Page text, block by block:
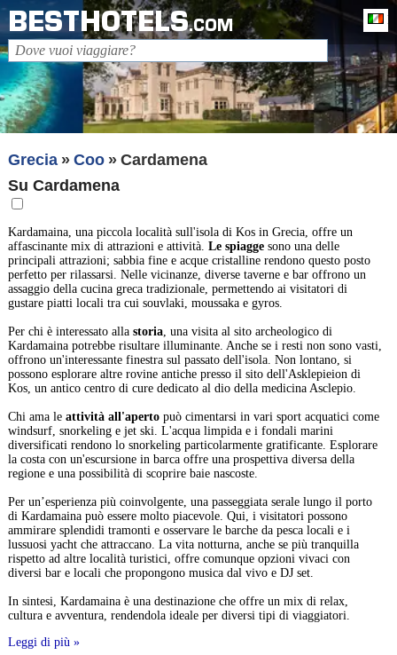
BESTHOTELS.COM
Grecia Coo
Cardamena
Su Cardamena
Kardamaina, una piccola località sull'isola di Kos in Grecia, offre un
affascinante mix di attrazioni e attività. Le spiaggesono una delle
principali attrazioni; sabbia fine e acque cristalline rendono questo posto
perfetto per rilassarsi. Nelle vicinanze, diverse taverne e bar offrono un
assaggio della cucina greca tradizionale, permettendo ai visitatori di
gustare piatti locali tra cui souvlaki, moussaka e gyros.
Per chi è interessato alla storia, una visita al sito archeologico di
Kardamaina potrebbe risultare illuminante. Anche se i resti non sono vasti,
offrono un'interessante finestra sul passato dell'isola. Non lontano, si
possono esplorare altre rovine antiche presso il sito dell'Asklepieion di
Kos, un antico centro di cure dedicato al dio della medicina Asclepio.
Chi ama le attività all'apertopuò cimentarsi in vari sport acquatici come
windsurf, snorkeling e jet ski. L'acqua limpida e i fondali marini
diversificati rendono lo snorkeling particolarmente gratificante. Esplorare
la costa con un'escursione in barca offre una prospettiva diversa della
regione e una possibilità di scoprire baie nascoste.
Per un’esperienza più coinvolgente, una passeggiata serale lungo il porto
di Kardamaina può essere molto piacevole. Qui, i visitatori possono
ammirare splendidi tramonti e osservare le barche da pesca locali e i
lussuosi yacht che attraccano. La vita notturna, anche se più tranquilla
rispetto ad altre località turistici, offre comunque opzioni vivaci con
diversi bar e locali che propongono musica dal vivo e DJ set.
In sintesi, Kardamaina è una destinazione che offre un mix di relax,
cultura e avventura, rendendola ideale per diversi tipi di viaggiatori.
Leggi di più »